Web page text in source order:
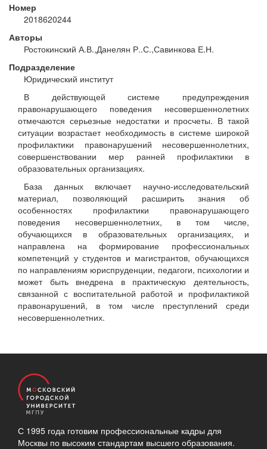
Номер
2018620244
Авторы
Ростокинский А.В.,Данелян Р..С.,Савинкова Е.Н.
Подразделение
Юридический институт
В действующей системе предупреждения
правонарушающего поведения несовершеннолетних
отмечаются серьезные недостатки и просчеты. В такой
ситуации возрастает необходимость в системе широкой
профилактики правонарушений несовершеннолетних,
совершенствовании мер ранней профилактики в
образовательных организациях.
База данных включает научно-исследовательский
материал, позволяющий расширить знания об
особенностях профилактики правонарушающего
поведения несовершеннолетних, в том числе,
обучающихся в образовательных организациях, и
направлена на формирование профессиональных
компетенций у студентов и магистрантов, обучающихся
по направлениям юриспруденции, педагоги, психологии и
может быть внедрена в практическую деятельность,
связанной с воспитательной работой и профилактикой
правонарушений, в том числе преступлений среди
несовершеннолетних.
С 1995 года готовим профессиональные кадры для
Москвы по высоким стандартам высшего образования.